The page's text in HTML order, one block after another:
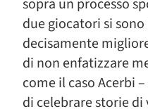
sopra un processo
due giocatori si
decisamente
di non enfatizzare
come il caso Acerbi
di celebrare storie di